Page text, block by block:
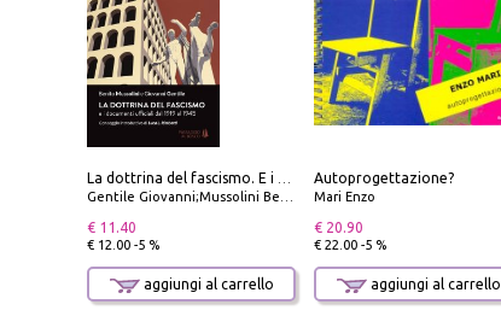
La dottrina del fascismo. E i documenti ufficiali dal 1919 al 1945
Gentile Giovanni;Mussolini Benito
€ 11.40
€ 12.00 -5 %
aggiungi al carrello
Autoprogettazione?
Mari Enzo
€ 20.90
€ 22.00 -5 %
aggiungi al carrello